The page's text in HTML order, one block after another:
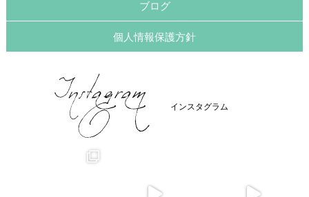
ブログ
個人情報保護方針
インスタグラム